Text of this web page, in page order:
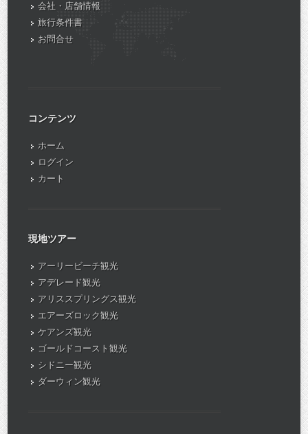
会社・店舗情報
旅行条件書
お問合せ
コンテンツ
ホーム
ログイン
カート
現地ツアー
アーリービーチ観光
アデレード観光
アリススプリングス観光
エアーズロック観光
ケアンズ観光
ゴールドコースト観光
シドニー観光
ダーウィン観光